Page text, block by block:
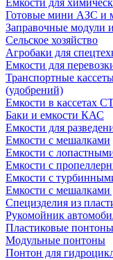
Емкости для
Готовые мини АЗС и
Заправочные модули
Сельское хозяйство
Агробаки для
Емкости для
Транспортные
(удобрений)
Емкости в кассетах
Баки и емкости КАС
Емкости для
Емкости с мешалками
Емкости с
Емкости с
Емкости с
Емкости с мешалками
Специзделия из
Рукомойник
Пластиковые понтоны
Модульные понтоны
Понтон для